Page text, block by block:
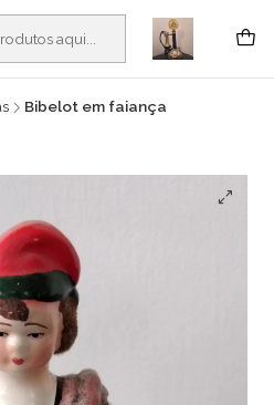
e antiguidades em Viana do
mais
Bibelot em faiança